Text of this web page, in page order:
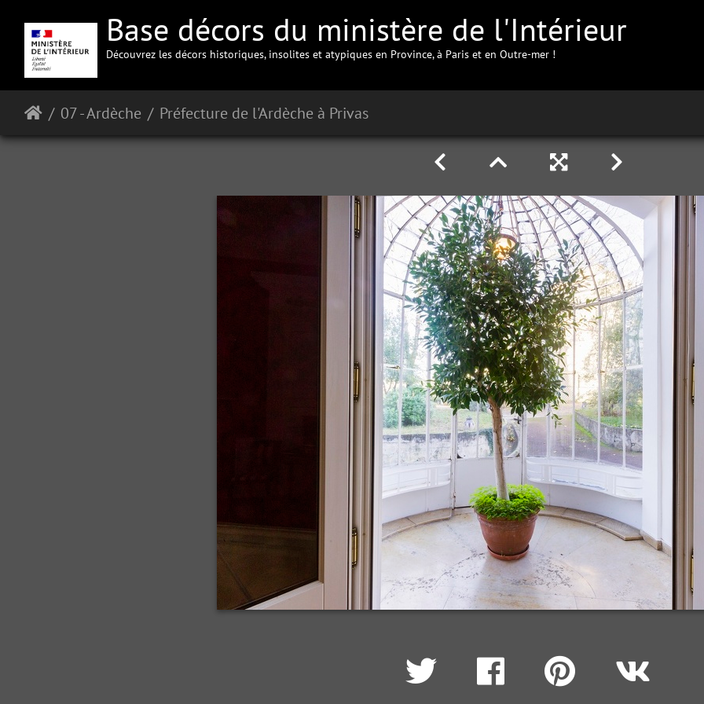
Base décors du ministère de l'Intérieur
Découvrez les décors historiques, insolites et atypiques en Province, à Paris et en Outre-mer !
07 - Ardèche Préfecture de l'Ardèche à Privas